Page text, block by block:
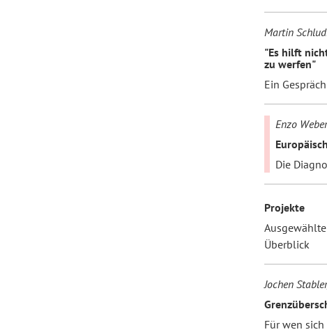
Martin
"Es hilft
zu werfen"
Ein
Enzo Weber
Die
Projekte
Überblick
Jochen
Für wen